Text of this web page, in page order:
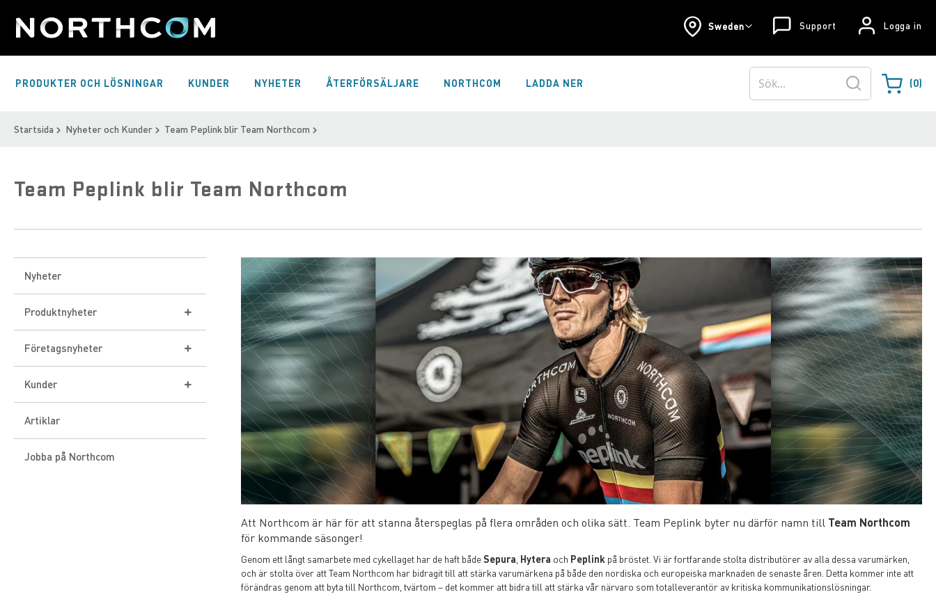
Logga in
Support
Skip
Sweden
PRODUKTER OCH LÖSNINGAR KUNDER NYHETER ÅTERFÖRSÄLJARE NORTHCOM LADDA NER Varukorgen
0
Sök
Startsida Nyheter och Kunder Team Peplink blir Team Northcom
Team Peplink blir Team Northcom
Nyheter
Produktnyheter
Icom
DAMM
Panasonic
Företagsnyheter
Event
Danmark
VHF Group
Kunder
Tetra-system
Artiklar
Jobba på Northcom
Att Northcom är här för att stanna återspeglas på flera områden och olika sätt. Team Peplink byter nu därför namn till Team Northcom
för kommande säsonger!
Genom ett långt samarbete med cykellaget har de haft bådeSepura Hytera och Peplink på bröstet. Vi är fortfarande stolta distributörer av alla dessa varumärken,
och är stolta över att Team Northcom har bidragit till att stärka varumärkena på både den nordiska och europeiska marknaden de senaste åren. Detta kommer inte att
förändras genom att byta till Northcom, tvärtom – det kommer att bidra till att stärka vår närvaro som totalleverantör av kritiska kommunikationslösningar.